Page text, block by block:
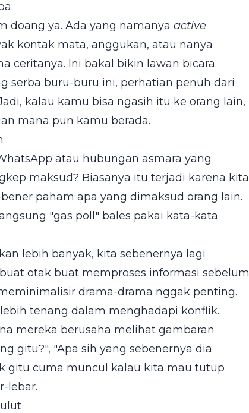
doang ya. Ada yang namanya active
kontak mata, anggukan, atau nanya
ceritanya. Ini bakal bikin lawan bicara
serba buru-buru ini, perhatian penuh dari
kalau kamu bisa ngasih itu ke orang lain,
mana pun kamu berada.
atau hubungan asmara yang
maksud? Biasanya itu terjadi karena kita
paham apa yang dimaksud orang lain.
"gas poll" bales pakai kata-kata
lebih banyak, kita sebenernya lagi
otak buat memproses informasi sebelum
drama-drama nggak penting.
tenang dalam menghadapi konflik.
mereka berusaha melihat gambaran
gitu?", "Apa sih yang sebenernya dia
gitu cuma muncul kalau kita mau tutup
lebar.